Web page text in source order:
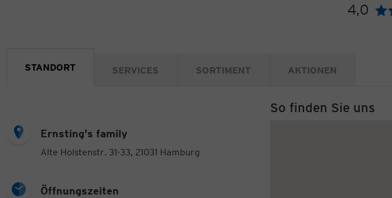
4,0
STANDORT SERVICES SORTIMENT AKTIONEN
Ernsting's family
Alte Holstenstr. 31-33, 21031 Hamburg
Öffnungszeiten
So finden Sie uns